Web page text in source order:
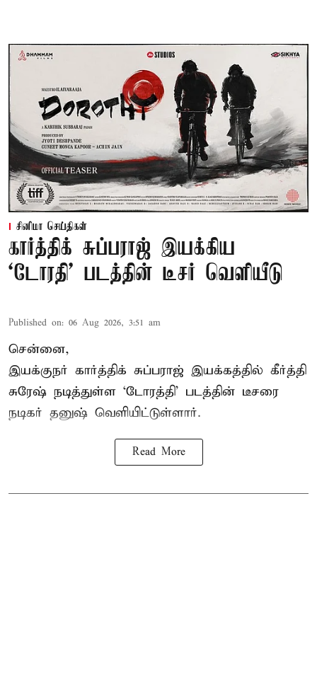
சினிமா செய்திகள்
கார்த்திக் சுப்பராஜ் இயக்கிய
`டோரதி' படத்தின் டீசர் வெளியீடு
Published on: 06 Aug 2026, 3:51 am
சென்னை,
இயக்குநர் கார்த்திக் சுப்பராஜ் இயக்கத்தில் கீர்த்தி
சுரேஷ் நடித்துள்ள `டோரத்தி' படத்தின் டீசரை
நடிகர் தனுஷ் வெளியிட்டுள்ளார்.
Read More